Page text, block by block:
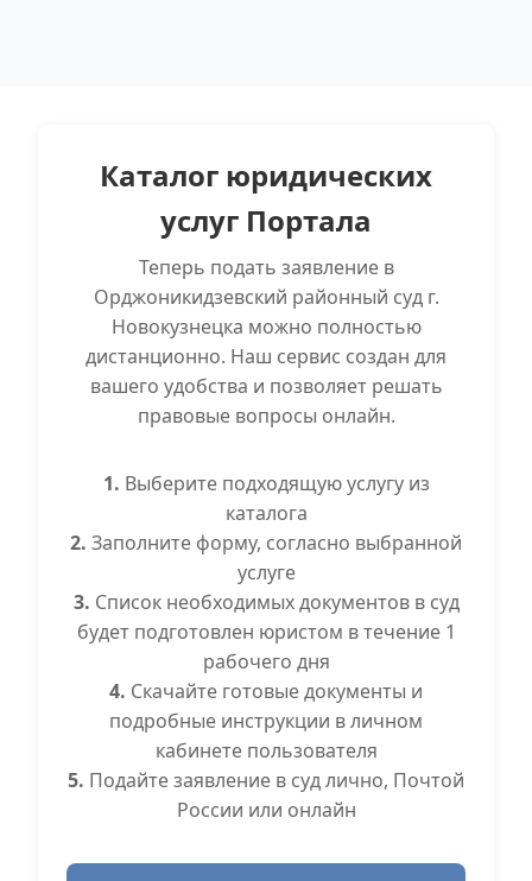
Каталог юридических
услуг Портала
Теперь подать заявление в
Орджоникидзевский районный суд г.
Новокузнецка можно полностью
дистанционно. Наш сервис создан для
вашего удобства и позволяет решать
правовые вопросы онлайн.
1. Выберите подходящую услугу из
каталога
2. Заполните форму, согласно выбранной
услуге
3. Список необходимых документов в суд
будет подготовлен юристом в течение 1
рабочего дня
4. Скачайте готовые документы и
подробные инструкции в личном
кабинете пользователя
5. Подайте заявление в суд лично, Почтой
России или онлайн